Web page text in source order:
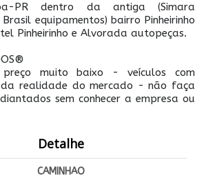
PR dentro da antiga (Simara
Brasil equipamentos) bairro Pinheirinho
Pinheirinho e Alvorada autopeças.
preço muito baixo - veículos com
realidade do mercado - não faça
sem conhecer a empresa ou
Detalhe
CAMINHAO